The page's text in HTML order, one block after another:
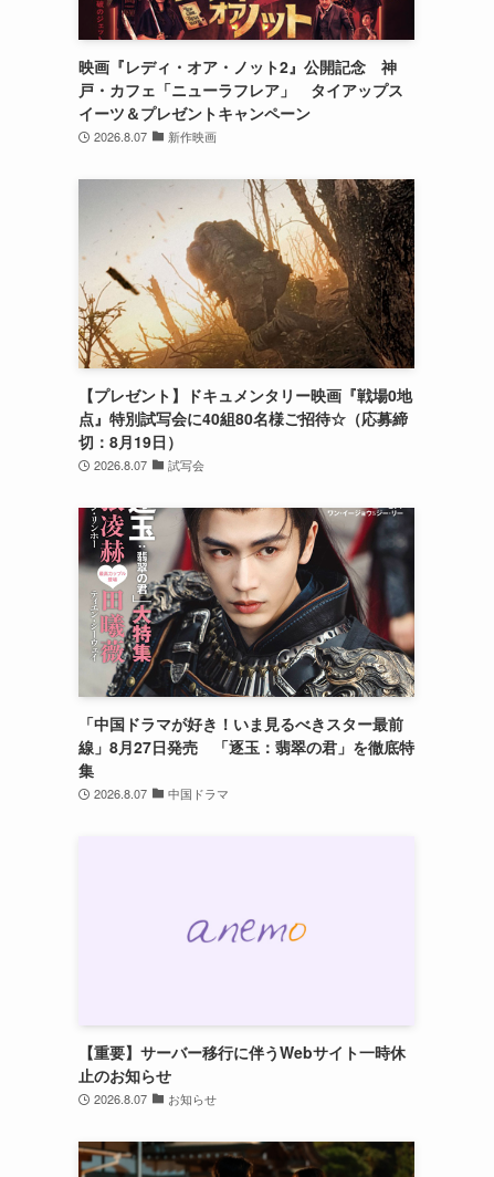
映画『レディ・オア・ノット2』公開記念 神
戸・カフェ「ニューラフレア」 タイアップス
イーツ＆プレゼントキャンペーン
2026.8.07 新作映画
【プレゼント】ドキュメンタリー映画『戦場0地
点』特別試写会に40組80名様ご招待☆（応募締
切：8月19日）
2026.8.07 試写会
「中国ドラマが好き！いま見るべきスター最前
線」8月27日発売 「逐玉：翡翠の君」を徹底特
集
2026.8.07 中国ドラマ
【重要】サーバー移行に伴うWebサイト一時休
止のお知らせ
2026.8.07 お知らせ